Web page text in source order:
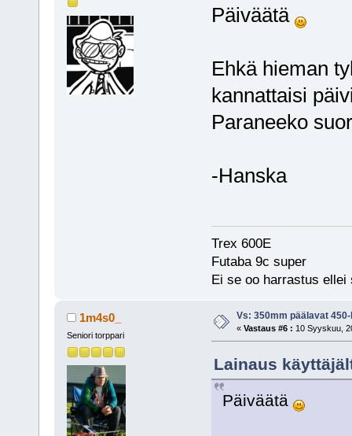
Päiväätä
Ehkä hieman
kannattaisi
Paraneeko
-Hanska
Trex 600E
Futaba 9c super
Ei se oo harrastus
1m4s0_
Seniori torppari
Vs: 350mm päälavat
« Vastaus #6 : 10 Syyskuu,
Lainaus
Päiväätä